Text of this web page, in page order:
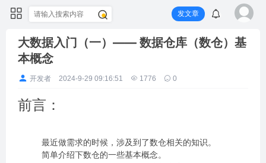
发文章
大数据入门（一）—— 数据仓库（数仓）基
本概念
开发者 2024-9-29 09:16:51 1776 0
前言：
最近做需求的时候，涉及到了数仓相关的知识。
简单介绍下数仓的一些基本概念。